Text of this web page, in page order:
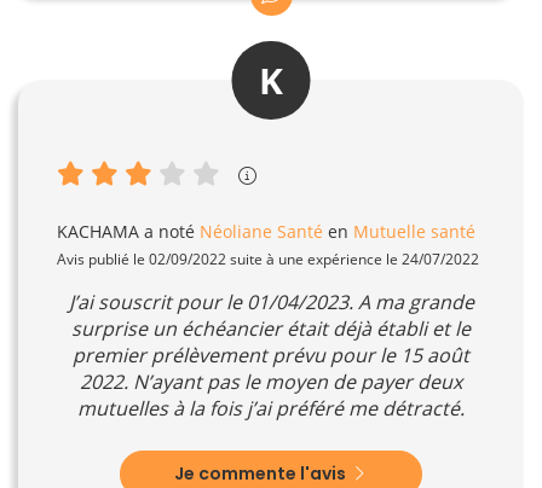
K
KACHAMA a noté Néoliane Santé en Mutuelle santé
Avis publié le 02/09/2022 suite à une expérience le 24/07/2022
J’ai souscrit pour le 01/04/2023. A ma grande
surprise un échéancier était déjà établi et le
premier prélèvement prévu pour le 15 août
2022. N’ayant pas le moyen de payer deux
mutuelles à la fois j’ai préféré me détracté.
Je commente l'avis